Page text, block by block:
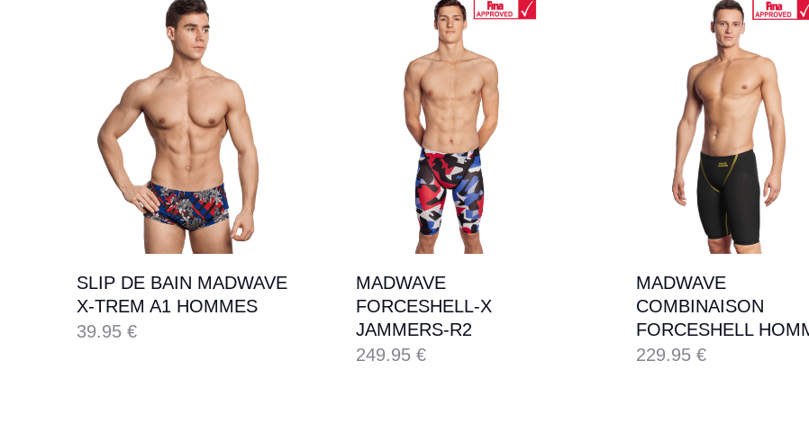
SLIP DE BAIN MADWAVE
X-TREM A1 HOMMES
39.95 €
MADWAVE
FORCESHELL-X
JAMMERS-R2
249.95€
MADWAVE
COMBINAISON
FORCESHELL
229.95 €